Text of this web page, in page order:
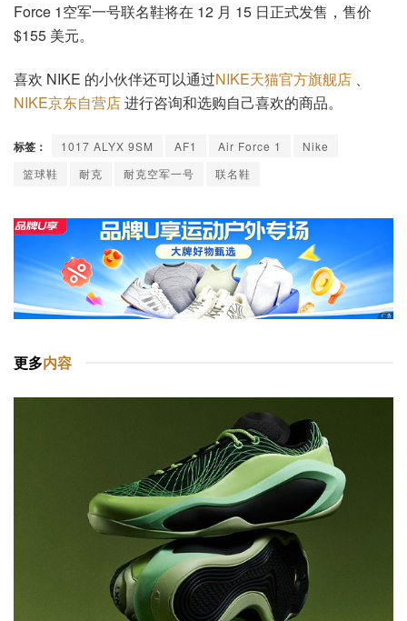
Force 1空军一号联名鞋将在 12 月 15 日正式发售，售价
$155 美元。
喜欢 NIKE 的小伙伴还可以通过NIKE天猫官方旗舰店 、
NIKE京东自营店进行咨询和选购自己喜欢的商品。
标签： 1017 ALYX 9SM AF1 Air Force 1
Nike
篮球鞋
耐克 耐克空军一号 联名鞋
更多内容